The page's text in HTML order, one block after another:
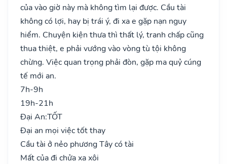
của vào giờ này mà không tìm lại được. Cầu tài
không có lợi, hay bị trái ý, đi xa e gặp nạn nguy
hiểm. Chuyện kiện thưa thì thất lý, tranh chấp cũng
thua thiệt, e phải vướng vào vòng tù tội không
chừng. Việc quan trọng phải đòn, gặp ma quỷ cúng
tế mới an.
7h-9h
19h-21h
Đại An:TỐT
Đại an mọi việc tốt thay
Cầu tài ở nẻo phương Tây có tài
Mất của đi chửa xa xôi